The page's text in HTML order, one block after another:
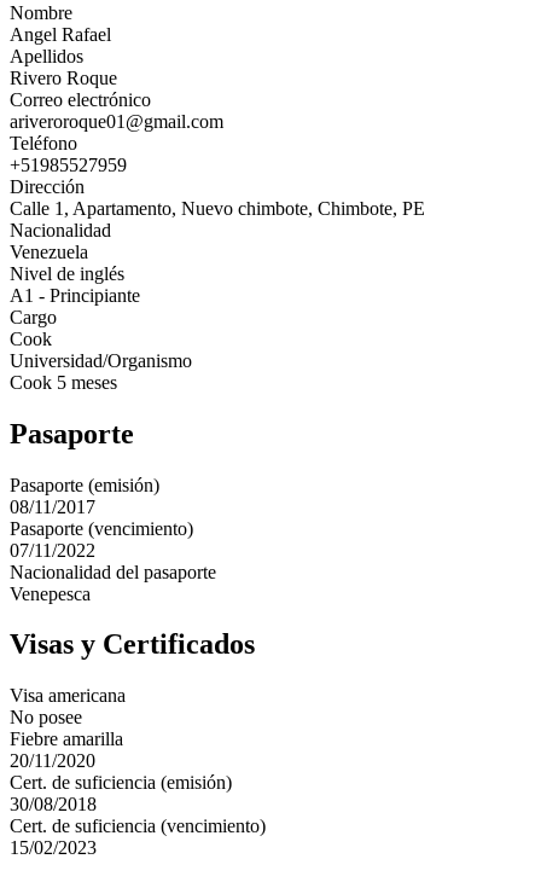
Nombre
Angel Rafael
Apellidos
Rivero Roque
Correo electrónico
ariveroroque01@gmail.com
Teléfono
+51985527959
Dirección
Calle 1, Apartamento, Nuevo chimbote, Chimbote, PE
Nacionalidad
Venezuela
Nivel de inglés
A1 - Principiante
Cargo
Cook
Universidad/Organismo
Cook 5 meses
Pasaporte
Pasaporte (emisión)
08/11/2017
Pasaporte (vencimiento)
07/11/2022
Nacionalidad del pasaporte
Venepesca
Visas y Certificados
Visa americana
No posee
Fiebre amarilla
20/11/2020
Cert. de suficiencia (emisión)
30/08/2018
Cert. de suficiencia (vencimiento)
15/02/2023